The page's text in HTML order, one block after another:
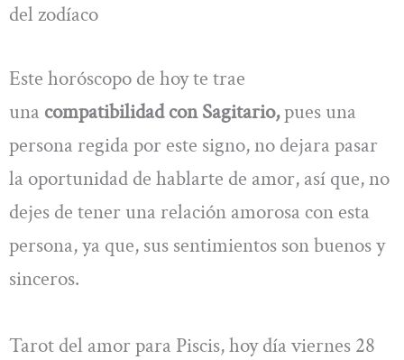
del zodíaco
Este horóscopo de hoy te trae
una compatibilidad con Sagitario,pues una
persona regida por este signo, no dejara pasar
la oportunidad de hablarte de amor, así que, no
dejes de tener una relación amorosa con esta
persona, ya que, sus sentimientos son buenos y
sinceros.
Tarot del amor para Piscis, hoy día viernes 28